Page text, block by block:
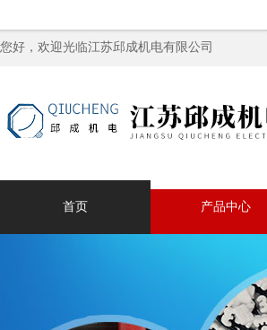
您好，欢迎光临江苏邱成机电有限公司
首页 产品中心